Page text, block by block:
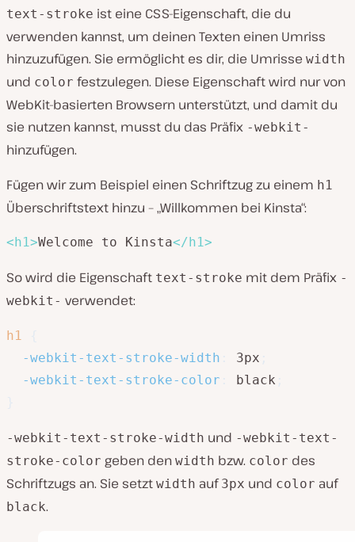
text-stroke ist eine CSS-Eigenschaft, die du
verwenden kannst, um deinen Texten einen Umriss
hinzuzufügen. Sie ermöglicht es dir, die Umrisse width
und color festzulegen. Diese Eigenschaft wird nur von
WebKit-basierten Browsern unterstützt, und damit du
sie nutzen kannst, musst du das Präfix -webkit-
hinzufügen.
Fügen wir zum Beispiel einen Schriftzug zu einem h1
Überschriftstext hinzu – „Willkommen bei Kinsta“:
<h1 >Welcome to Kinsta</h1 >
So wird die Eigenschaft text-stroke mit dem Präfix -
webkit- verwendet:
h1
-webkit-text-stroke-width
3px
-webkit-text-stroke-color
black
-webkit-text-stroke-width und -webkit-text-
stroke-color geben den width bzw. color des
Schriftzugs an. Sie setzt width auf3px und color auf
black.